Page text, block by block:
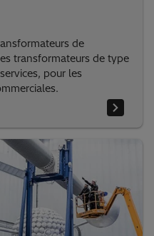
de
transformateurs de type
pour les